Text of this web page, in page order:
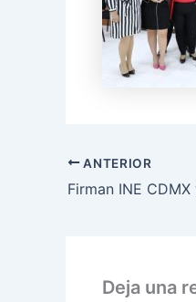
ANTERIOR
Deja una